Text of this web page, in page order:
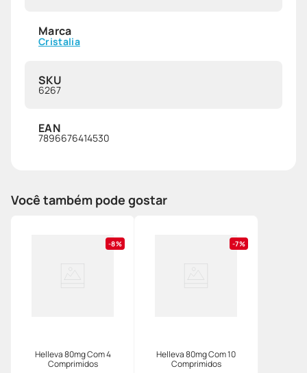
Marca
Cristalia
SKU
6267
EAN
7896676414530
Você também pode gostar
8%
Helleva 80mg Com 4
Comprimidos
7%
Helleva 80mg Com 10
Comprimidos